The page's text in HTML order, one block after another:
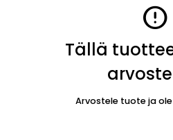
error
Tällä
Arvostele tuote ja